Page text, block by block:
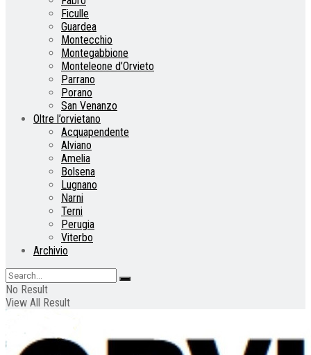
Ficulle
Guardea
Montecchio
Montegabbione
Monteleone d’Orvieto
Parrano
Porano
San Venanzo
Oltre l’orvietano
Acquapendente
Alviano
Amelia
Bolsena
Lugnano
Narni
Terni
Perugia
Viterbo
Archivio
No Result
View All Result